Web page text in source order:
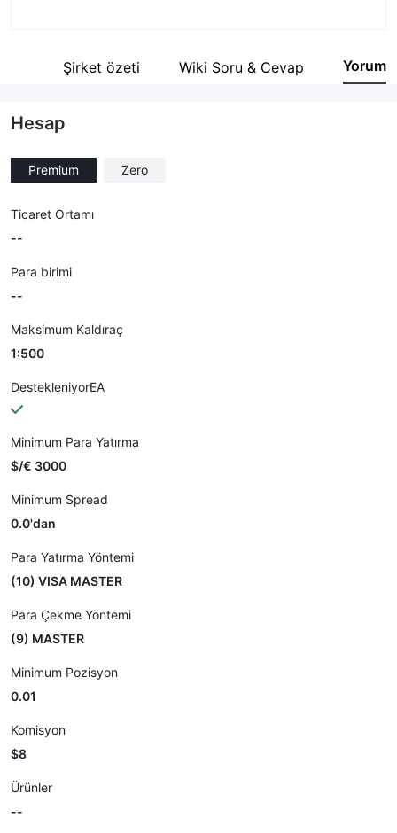
Şirket özeti Wiki Soru & Cevap Yorum
Hesap
Premium Zero
Ticaret Ortamı
--
Para birimi
--
Maksimum Kaldıraç
1:500
DestekleniyorEA
Minimum Para Yatırma
$/€ 3000
Minimum Spread
0.0'dan
Para Yatırma Yöntemi
(10) VISA MASTER
Para Çekme Yöntemi
(9) MASTER
Minimum Pozisyon
0.01
Komisyon
$8
Ürünler
--